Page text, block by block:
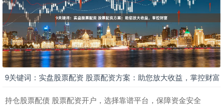
9关键词：实盘股票配资 股票配资方案：助您放大收益，掌控财富
持仓股票配债 股票配资开户，选择靠谱平台，保障资金安全